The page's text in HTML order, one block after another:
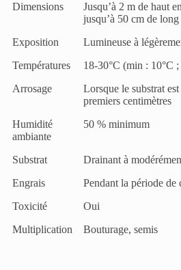
Dimensions
Jusqu’à 2 m de haut
jusqu’à 50 cm de long
Exposition
Lumineuse à
Températures
18-30°C (min : 10°C
Arrosage
Lorsque le substrat est
premiers centimètres
Humidité
ambiante
50 % minimum
Substrat
Drainant à
Engrais
Pendant la période de
Toxicité
Oui
Multiplication
Bouturage, semis